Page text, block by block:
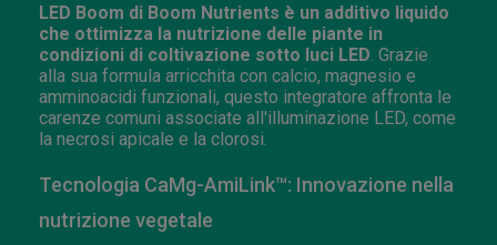
LED Boom di Boom Nutrients è un additivo liquido
che ottimizza la nutrizione delle piante in
condizioni di coltivazione sotto luci LED . Grazie
alla sua formula arricchita con calcio, magnesio e
amminoacidi funzionali, questo integratore affronta le
carenze comuni associate all'illuminazione LED, come
la necrosi apicale e la clorosi.
Tecnologia CaMg-AmiLink™: Innovazione nella
nutrizione vegetale